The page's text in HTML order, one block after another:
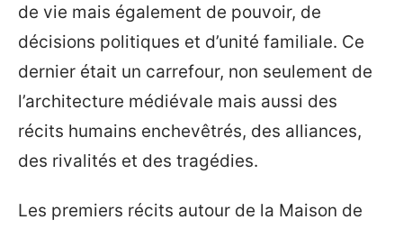
de vie mais également de pouvoir, de
décisions politiques et d’unité familiale. Ce
dernier était un carrefour, non seulement de
l’architecture médiévale mais aussi des
récits humains enchevêtrés, des alliances,
des rivalités et des tragédies.
Les premiers récits autour de la Maison de